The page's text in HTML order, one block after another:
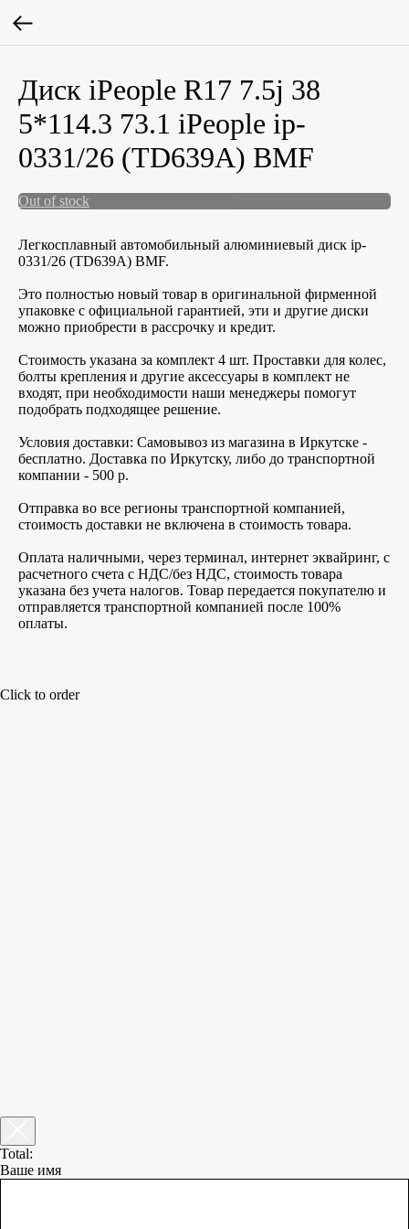
Диск iPeople R17 7.5j 38
5*114.3 73.1 iPeople ip-
0331/26 (TD639A) BMF
Out of stock
Легкосплавный автомобильный алюминиевый диск ip-
0331/26 (TD639A) BMF.
Это полностью новый товар в оригинальной фирменной
упаковке с официальной гарантией, эти и другие диски
можно приобрести в рассрочку и кредит.
Стоимость указана за комплект 4 шт. Проставки для колес,
болты крепления и другие аксессуары в комплект не
входят, при необходимости наши менеджеры помогут
подобрать подходящее решение.
Условия доставки: Самовывоз из магазина в Иркутске -
бесплатно. Доставка по Иркутску, либо до транспортной
компании - 500 р.
Отправка во все регионы транспортной компанией,
стоимость доставки не включена в стоимость товара.
Оплата наличными, через терминал, интернет эквайринг, с
расчетного счета с НДС/без НДС, стоимость товара
указана без учета налогов. Товар передается покупателю и
отправляется транспортной компанией после 100%
оплаты.
Click to order
Total:
Ваше имя